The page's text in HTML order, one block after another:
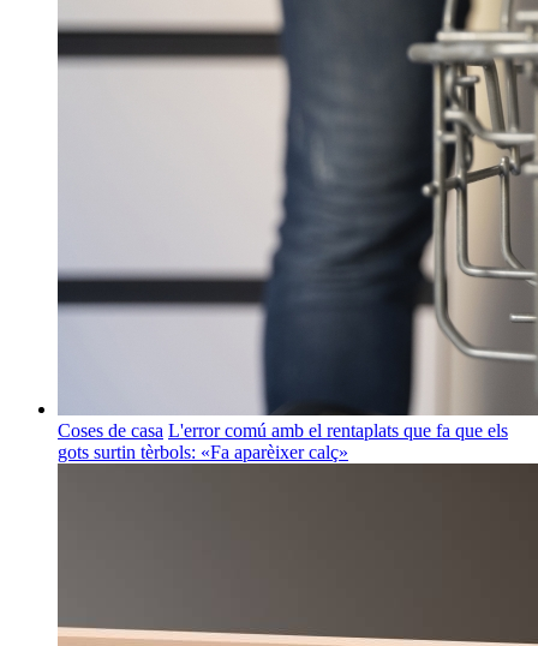
Coses de casa L'error comú amb el rentaplats que fa que els
gots surtin tèrbols: «Fa aparèixer calç»